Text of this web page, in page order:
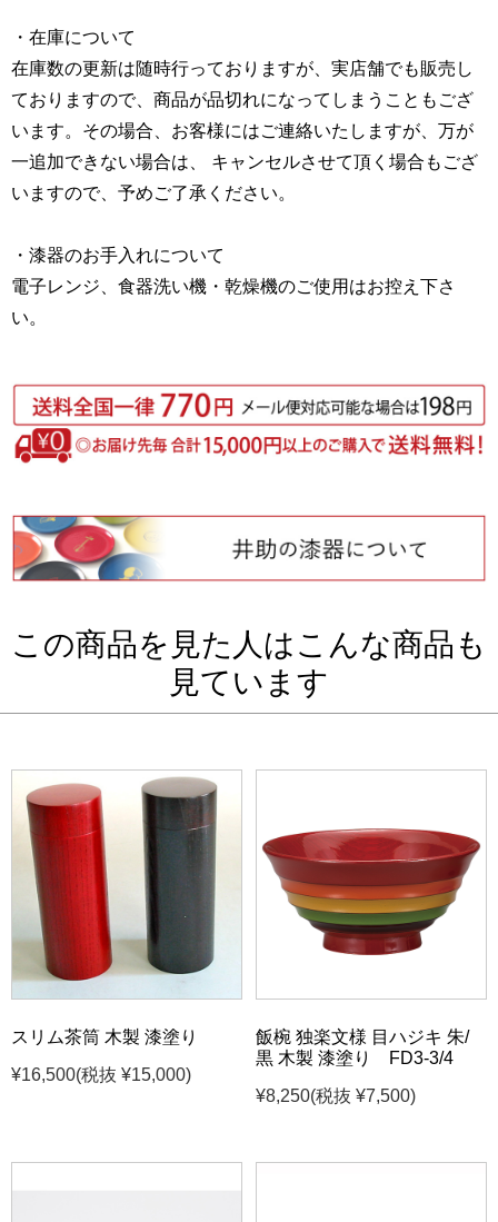
・在庫について
在庫数の更新は随時行っておりますが、実店舗でも販売し
ておりますので、商品が品切れになってしまうこともござ
います。その場合、お客様にはご連絡いたしますが、万が
一追加できない場合は、 キャンセルさせて頂く場合もござ
いますので、予めご了承ください。
・漆器のお手入れについて
電子レンジ、食器洗い機・乾燥機のご使用はお控え下さ
い。
この商品を見た人はこんな商品も
見ています
スリム茶筒 木製 漆塗り
¥16,500(税抜 ¥15,000)
飯椀 独楽文様 目ハジキ 朱/
黒 木製 漆塗り FD3-3/4
¥8,250(税抜 ¥7,500)